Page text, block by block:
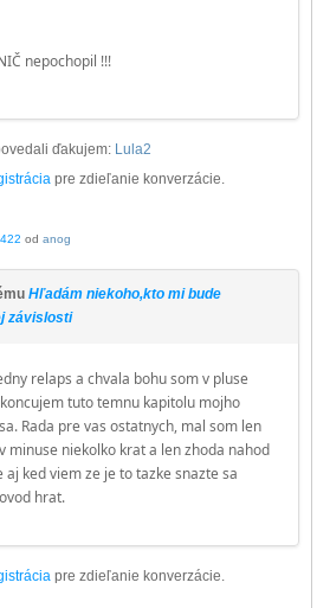
nepochopil !!!
ďakujem: Lula2
pre zdieľanie konverzácie.
od anog
Hľadám niekoho,kto mi bude
závislosti
relaps a chvala bohu som v pluse
tuto temnu kapitolu mojho
Rada pre vas ostatnych, mal som len
minuse niekolko krat a len zhoda nahod
ked viem ze je to tazke snazte sa
hrat.
pre zdieľanie konverzácie.